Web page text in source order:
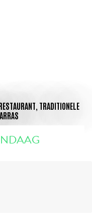
TRADITIONELE